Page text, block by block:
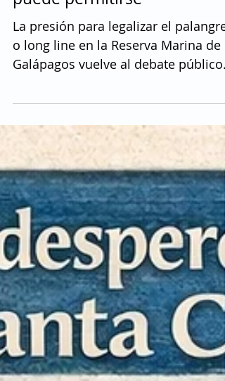
Galápagos y el palangre: un
experimento que Ecuador no
puede permitirse
o long line en la Reserva Marina de
Galápagos vuelve al debate público.
Sus defensores prometen más
ingresos para el sector pesquero,
pero la evidencia científica muestra
una realidad mucho más compleja.
Un estudio científico en Marine
advierte que esta técnica de pesca
puede aumentar significativamente
captura de especies protegidas,
afectar la base ecológica del turismo
y entrar en conflicto con el marco
legal ambiental de Ecu